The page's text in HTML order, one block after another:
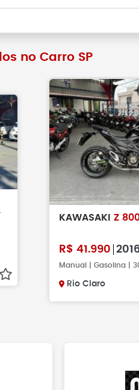
no Carro SP
KAWASAKI Z
R$ 41.990
Manual | Gasolina |
Rio Claro